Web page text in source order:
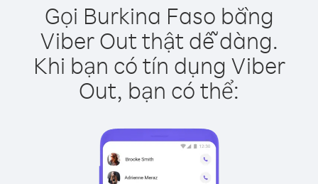
Gọi Burkina Faso bằng
Viber Out thật dễ dàng.
Khi bạn có tín dụng Viber
Out, bạn có thể: